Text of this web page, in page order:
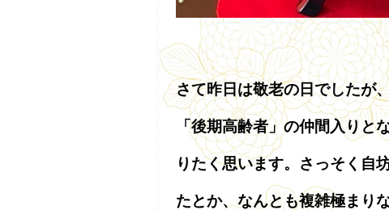
さて昨日は敬老の日でしたが
「後期高齢者」の仲間入りと
りたく思います。さっそく自
たとか、なんとも複雑極まり